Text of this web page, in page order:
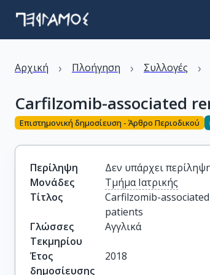
Αρχική › Πλοήγηση › Συλλογές ›
Carfilzomib-associated
Επιστημονική δημοσίευση - Άρθρο Περιοδικού
Περίληψη
Δεν υπάρχει
Μονάδες
Τμήμα Ιατρικής
Τίτλος
Carfilzomib-
patients
Γλώσσες
Τεκμηρίου
Αγγλικά
Έτος
δημοσίευσης
2018